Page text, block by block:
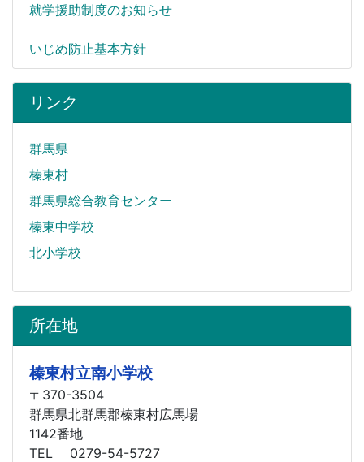
就学援助制度のお知らせ
いじめ防止基本方針
リンク
群馬県
榛東村
群馬県総合教育センター
榛東中学校
北小学校
所在地
榛東村立南小学校
〒370-3504
群馬県北群馬郡榛東村広馬場
1142番地
TEL 0279-54-5727